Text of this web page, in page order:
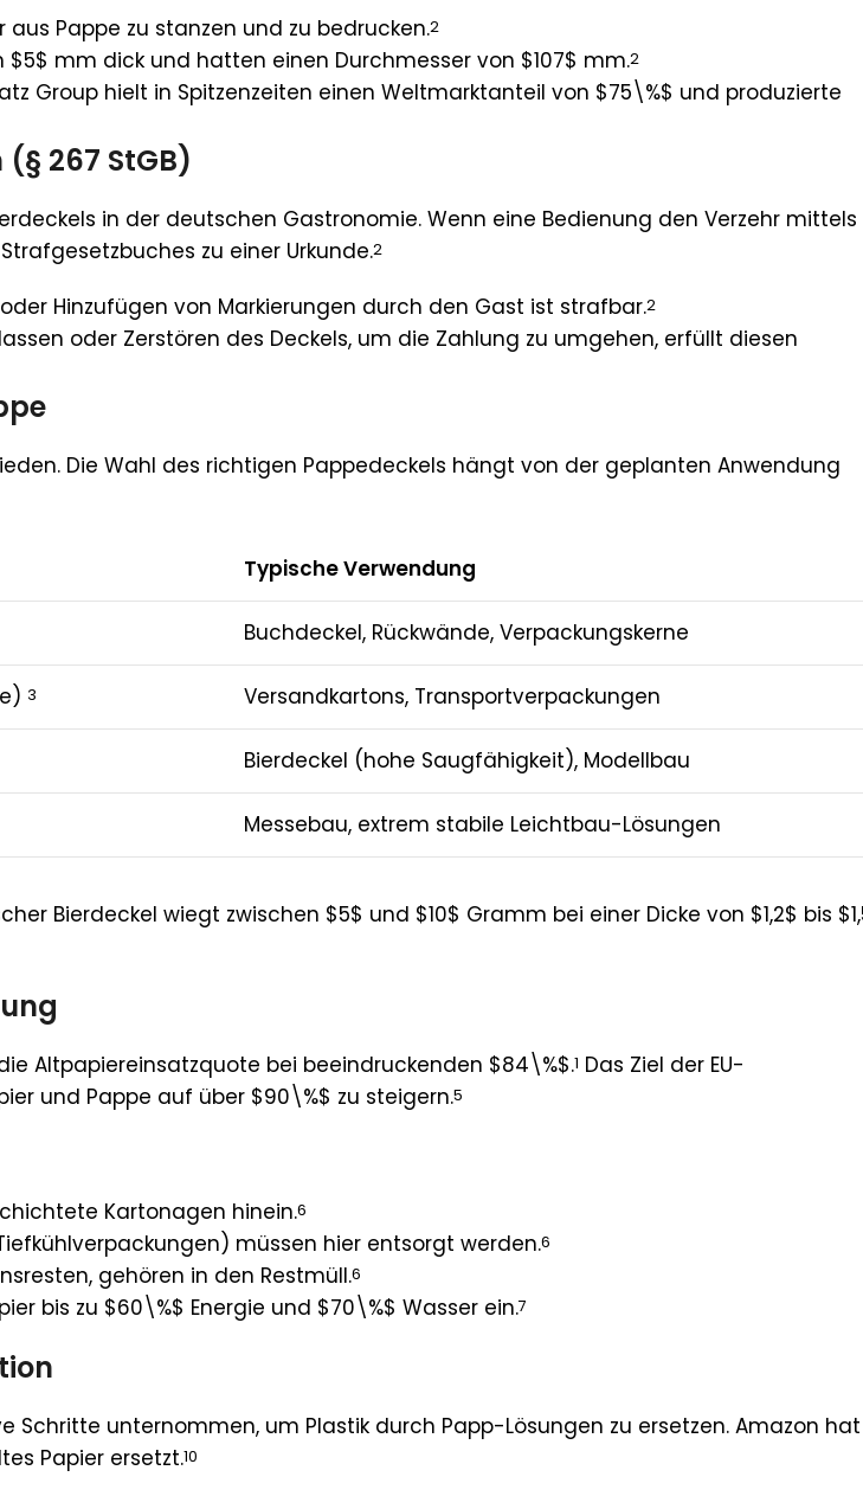
Pappe zu stanzen und zu bedrucken.2
$5$ mm dick und hatten einen Durchmesser von $107$ mm.2
Group hielt in Spitzenzeiten einen Weltmarktanteil von $75\%$ und produzierte
267 StGB)
in der deutschen Gastronomie. Wenn eine Bedienung den Verzehr mittels
zu einer Urkunde.2
Hinzufügen von Markierungen durch den Gast ist strafbar.2
oder Zerstören des Deckels, um die Zahlung zu umgehen, erfüllt diesen
Die Wahl des richtigen Pappedeckels hängt von der geplanten Anwendung
Typische Verwendung
Buchdeckel, Rückwände, Verpackungskerne
3 Versandkartons, Transportverpackungen
Bierdeckel (hohe Saugfähigkeit), Modellbau
Messebau, extrem stabile Leichtbau-Lösungen
Bierdeckel wiegt zwischen $5$ und $10$ Gramm bei einer Dicke von $1,2$ bis
Altpapiereinsatzquote bei beeindruckenden $84\%$.1 Das Ziel der EU-
und Pappe auf über $90\%$ zu steigern.5
Kartonagen hinein.6
müssen hier entsorgt werden.6
gehören in den Restmüll.6
bis zu $60\%$ Energie und $70\%$ Wasser ein.7
unternommen, um Plastik durch Papp-Lösungen zu ersetzen. Amazon hat
Papier ersetzt.10